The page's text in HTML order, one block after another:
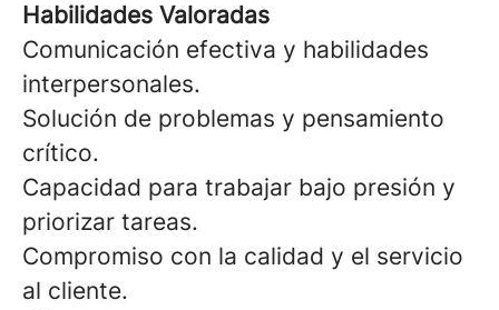
Habilidades Valoradas
Comunicación efectiva y habilidades
interpersonales.
Solución de problemas y pensamiento
crítico.
Capacidad para trabajar bajo presión y
priorizar tareas.
Compromiso con la calidad y el servicio
al cliente.